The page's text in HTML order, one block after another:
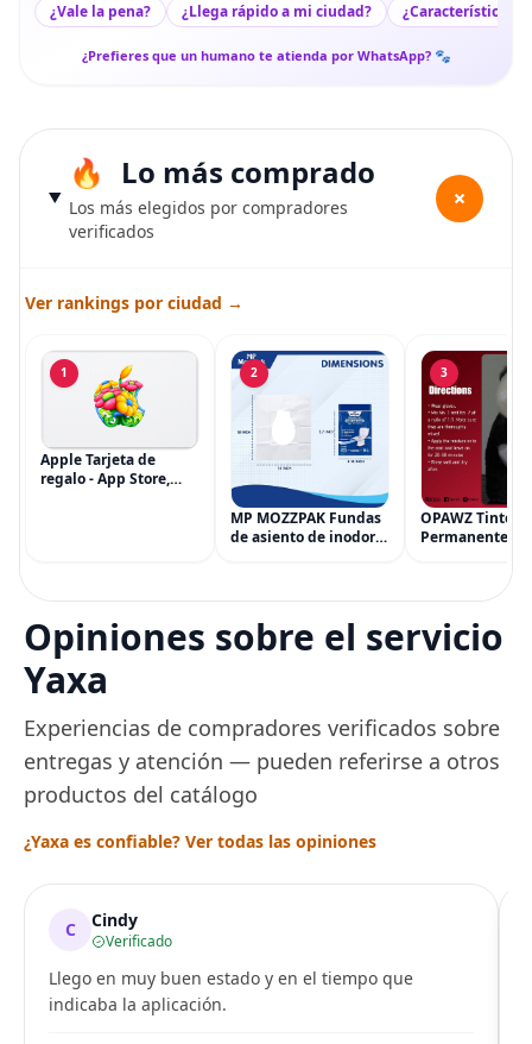
¿Vale la pena? ¿Llega rápido a mi ciudad? ¿Características
¿Prefieres que un humano te atienda por WhatsApp? 🐾
Lo más comprado
Los más elegidos por compradores
verificados
+
Ver rankings por ciudad →
1
Apple Tarjeta de
regalo - App Store,
2
MP MOZZPAK Fundas
de asiento de inodoro
para entrenamiento
3
OPAWZ Tinte
Permanente
Tinte para
Peluquería
una Década,
Opiniones sobre el servicio
Yaxa
Experiencias de compradores verificados sobre
entregas y atención — pueden referirse a otros
productos del catálogo
¿Yaxa es confiable? Ver todas las opiniones
C Cindy
Verificado
Llego en muy buen estado y en el tiempo que
indicaba la aplicación.